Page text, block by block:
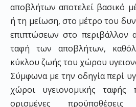
αποβλήτων αποτελεί βασικό
ή τη μείωση, στο μέτρο του
επιπτώσεων στο περιβάλλον
ταφή των αποβλήτων,
κύκλου ζωής του χώρου
Σύμφωνα με την οδηγία περί
χώροι υγειονομικής ταφής
ορισμένες